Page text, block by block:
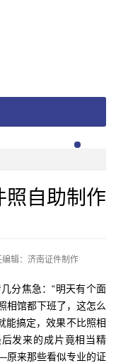
照自助制作
编辑：济南证件制作
分焦急：“明天有个面
相馆都下班了，这怎么
能搞定，效果不比照相
发来的成片竟相当精
来那些看似专业的证